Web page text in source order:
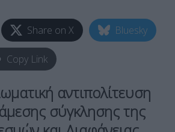
Share on X Bluesky
Copy Link
αντιπολίτευση
σύγκλησης της